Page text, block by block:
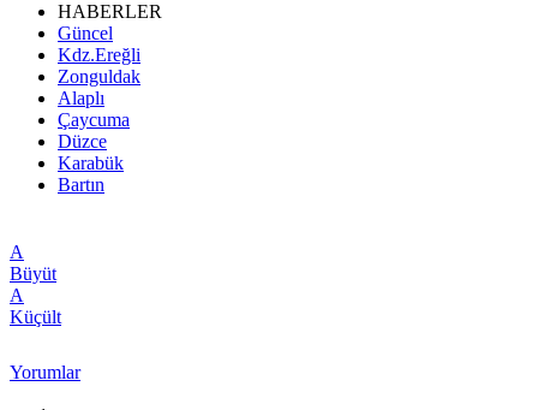
HABERLER
Güncel
Kdz.Ereğli
Zonguldak
Alaplı
Çaycuma
Düzce
Karabük
Bartın
A
Büyüt
A
Küçült
Yorumlar